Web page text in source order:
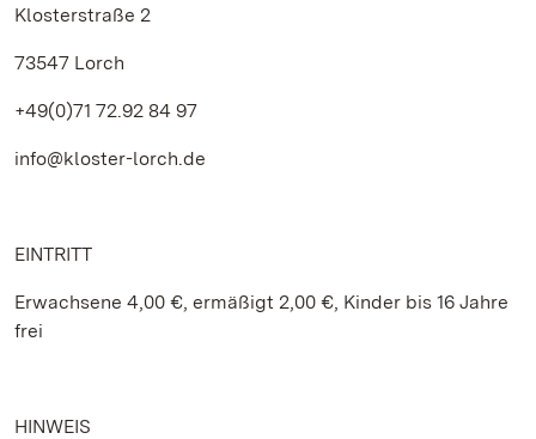
Klosterstraße 2
73547 Lorch
+49(0)71 72.92 84 97
info@kloster-lorch.de
EINTRITT
Erwachsene 4,00 €, ermäßigt 2,00 €, Kinder bis 16 Jahre
frei
HINWEIS